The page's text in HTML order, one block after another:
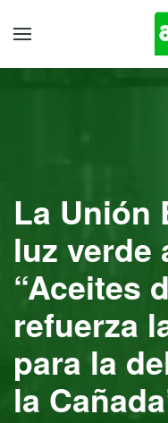
La Unión
luz verde
“Aceites
refuerza
para la
la